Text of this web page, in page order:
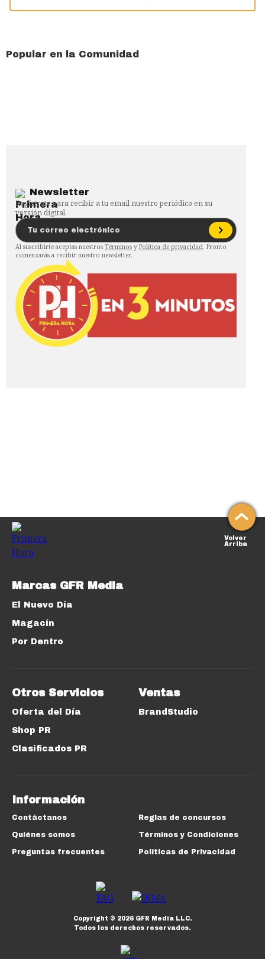
Popular en la Comunidad
Newsletter
Regístrate para recibir a tu email nuestro periódico en su
versión digital.
Al suscribirte aceptas nuestros Términos y Política de privacidad. Pronto
comenzarás a recibir nuestro newsletter.
Volver
Arriba
Marcas GFR Media
El Nuevo Día
Magacín
Por Dentro
Otros Servicios
Oferta del Día
Shop PR
Clasificados PR
Ventas
BrandStudio
Información
Contáctanos
Quiénes somos
Preguntas frecuentes
Reglas de concursos
Términos y Condiciones
Políticas de Privacidad
Copyright © 2026GFR Media LLC.
Todos los derechos reservados.